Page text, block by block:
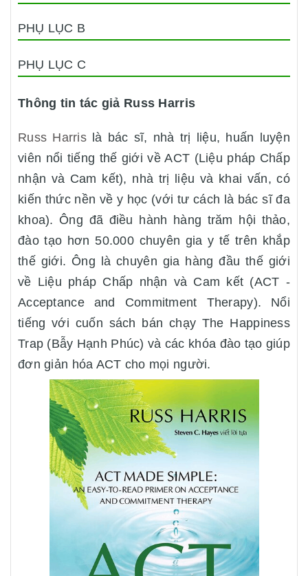
PHỤ LỤC B
PHỤ LỤC C
Thông tin tác giả Russ Harris
Russ Harrislà bác sĩ, nhà trị liệu, huấn luyện
viên nổi tiếng thế giới về ACT (Liệu pháp Chấp
nhận và Cam kết), nhà trị liệu và khai vấn, có
kiến thức nền về y học (với tư cách là bác sĩ đa
khoa). Ông đã điều hành hàng trăm hội thảo,
đào tạo hơn 50.000 chuyên gia y tế trên khắp
thế giới. Ông là chuyên gia hàng đầu thế giới
về Liệu pháp Chấp nhận và Cam kết (ACT -
Acceptance and Commitment Therapy). Nổi
tiếng với cuốn sách bán chạy The Happiness
Trap (Bẫy Hạnh Phúc) và các khóa đào tạo giúp
đơn giản hóa ACT cho mọi người.